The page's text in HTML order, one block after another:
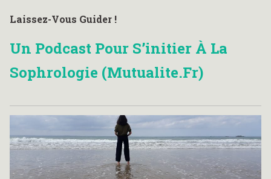
Laissez-Vous Guider !
Un Podcast Pour S’initier À La
Sophrologie (mutualite.fr)